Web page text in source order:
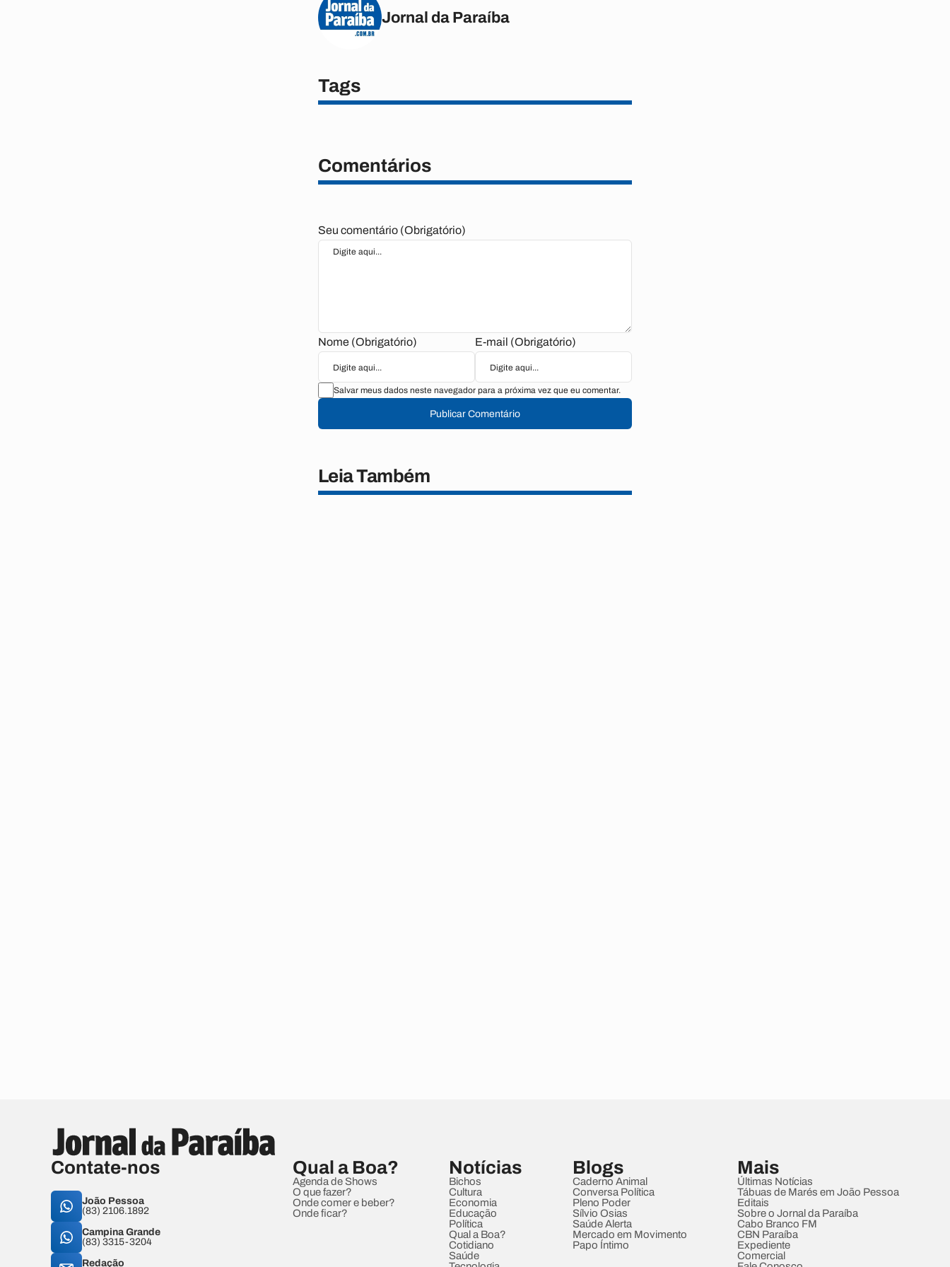
Jornal da Paraíba
Tags
Comentários
Seu comentário (Obrigatório)
Nome (Obrigatório) E-mail (Obrigatório)
Salvar meus dados neste navegador para a próxima vez que eu comentar.
Publicar Comentário
Leia Também
Contate-nos
João Pessoa
(83) 2106.1892
Campina Grande
(83) 3315-3204
Redação
Qual a Boa?
Agenda de Shows
O que fazer?
Onde comer e beber?
Onde ficar?
Notícias
Bichos
Cultura
Economia
Educação
Política
Qual a Boa?
Cotidiano
Saúde
Blogs
Caderno Animal
Conversa Política
Pleno Poder
Sílvio Osias
Saúde Alerta
Mercado em Movimento
Papo Íntimo
Mais
Últimas Notícias
Tábuas de Marés em João Pessoa
Editais
Sobre o Jornal da Paraíba
Cabo Branco FM
CBN Paraíba
Expediente
Comercial